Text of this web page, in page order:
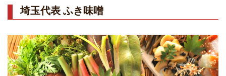
埼玉代表 ふき味噌